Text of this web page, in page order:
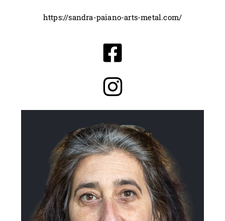
https://sandra-paiano-arts-metal.com/